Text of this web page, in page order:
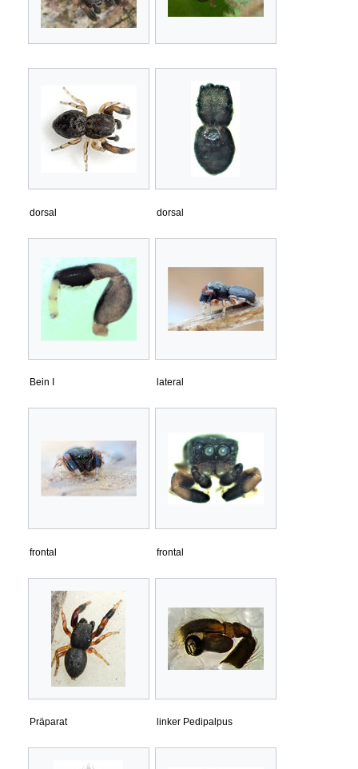
dorsal dorsal
Bein I lateral
frontal frontal
Präparat linker Pedipalpus